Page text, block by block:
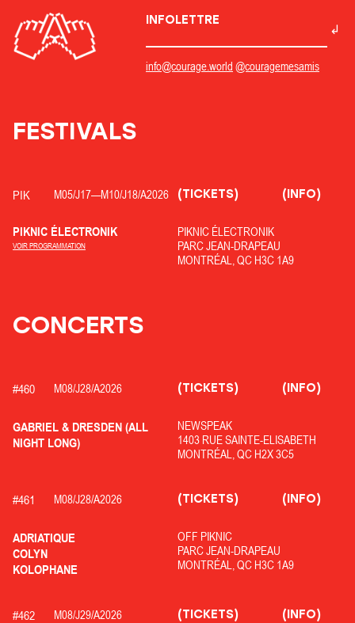
INFOLETTRE
info@courage.world @couragemesamis
FESTIVALS
PIK M05/J17—M10/J18/A2026
PIKNIC ÉLECTRONIK
VOIR PROGRAMMATION
PIKNIC ÉLECTRONIK
PARC JEAN-DRAPEAU
MONTRÉAL, QC H3C 1A9
(TICKETS) (INFO)
CONCERTS
#460 M08/J28/A2026
GABRIEL & DRESDEN (ALL
NIGHT LONG)
NEWSPEAK
1403 RUE SAINTE-ELISABETH
MONTRÉAL, QC H2X 3C5
(TICKETS) (INFO)
#461 M08/J28/A2026
ADRIATIQUE
COLYN
KOLOPHANE
OFF PIKNIC
PARC JEAN-DRAPEAU
MONTRÉAL, QC H3C 1A9
(TICKETS) (INFO)
#462 M08/J29/A2026 (TICKETS) (INFO)